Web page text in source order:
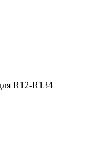
R12-R134